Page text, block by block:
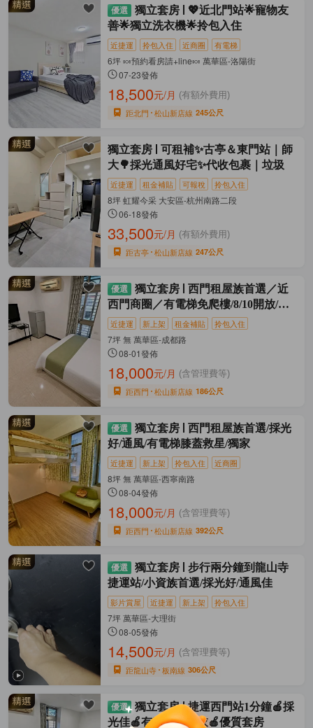
獨立套房
💖近北門站🌟寵物友
善🌟獨立洗衣機🌟拎包入住
近捷運 拎包入住 近商圈 有電梯
6坪 🍬預約看房請+line🍬 萬華區-洛陽街
07-23發佈
18,500元/月 (有額外費用)
距北門 松山新店線 245公尺
獨立套房
可租補✨古亭＆東門站｜師
大🌳採光通風好宅✨代收包裹｜垃圾
近捷運 租金補貼 可報稅 拎包入住
8坪 虹耀今采 大安區-杭州南路二段
06-18發佈
33,500元/月 (有額外費用)
距古亭 松山新店線 247公尺
獨立套房
西門租屋族首選／近
西門商圈／有電梯免爬樓/8/10開放/獨
家
近捷運 新上架 租金補貼 拎包入住
7坪 無 萬華區-成都路
08-01發佈
18,000元/月 (含管理費等)
距西門 松山新店線 186公尺
獨立套房
西門租屋族首選/採光
好/通風/有電梯膝蓋救星/獨家
近捷運 新上架 拎包入住 近商圈
8坪 無 萬華區-西寧南路
08-04發佈
18,000元/月 (含管理費等)
距西門 松山新店線 392公尺
獨立套房
步行兩分鐘到龍山寺
捷運站/小資族首選/採光好/通風佳
影片賞屋 近捷運 新上架 拎包入住
7坪 萬華區-大理街
08-05發佈
14,500元/月 (含管理費等)
距龍山寺 板南線 306公尺
獨立套房
捷運西門站1分鐘🍎採
光佳🍎有窗台可曬衣🍎優質套房